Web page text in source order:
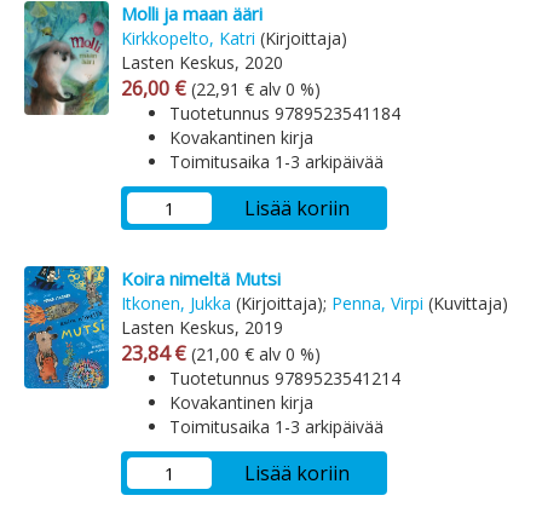
Molli ja maan ääri
Kirkkopelto, Katri (Kirjoittaja)
Lasten Keskus, 2020
Arvonlisäverollinen hinta
26,00 € Arvonlisäveroton hinta
(22,91 € alv 0 %)
Tuotetunnus 9789523541184
Kovakantinen kirja
Toimitusaika 1-3 arkipäivää
Lisää koriin
Koira nimeltä Mutsi
Itkonen, Jukka (Kirjoittaja); Penna, Virpi (Kuvittaja)
Lasten Keskus, 2019
Arvonlisäverollinen hinta
23,84 € Arvonlisäveroton hinta
(21,00 € alv 0 %)
Tuotetunnus 9789523541214
Kovakantinen kirja
Toimitusaika 1-3 arkipäivää
Lisää koriin